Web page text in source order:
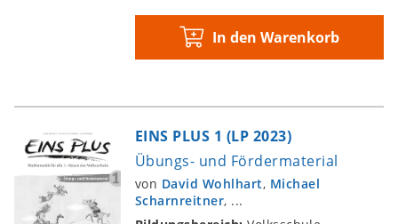
In den Warenkorb
EINS PLUS 1 (LP 2023)
Übungs- und Fördermaterial
von David Wohlhart, Michael
Scharnreitner, ...